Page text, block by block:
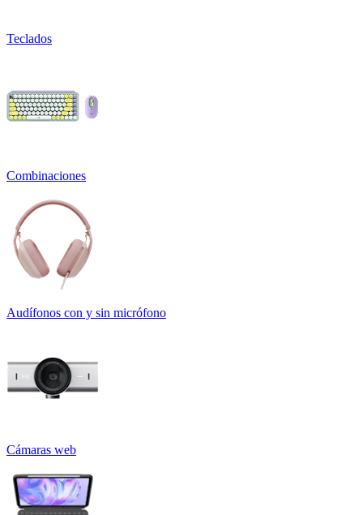
Teclados
Combinaciones
Audífonos con y sin micrófono
Cámaras web